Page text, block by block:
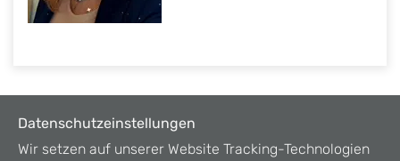
Datenschutzeinstellungen
Wir setzen auf unserer Website Tracking-Technologien